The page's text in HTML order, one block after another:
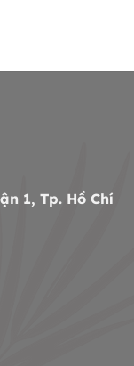
1, Tp. Hồ Chí